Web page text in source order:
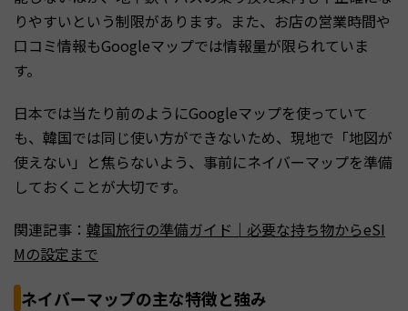
りやすいという制限があります。また、お店の営業時間や
口コミ情報もGoogleマップでは情報量が限られていま
す。
日本では当たり前のようにGoogleマップを使っていて
も、韓国では同じ使い方ができないため、現地で「地図が
使えない」と焦らないよう、事前にネイバーマップを準備
しておくことが大切です。
関連記事： 韓国旅行の準備ガイド｜必要な持ち物からeSI
Mの設定まで
ネイバーマップの主な特徴と強み